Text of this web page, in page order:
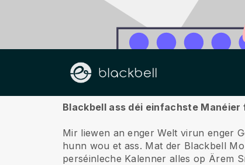
Iwwert ons
Blackbell ass déi einfachste
Mir liewen an enger Welt virun enger
hunn wou et ass. Mat der Blackbell
perséinleche Kalenner alles op Ärem